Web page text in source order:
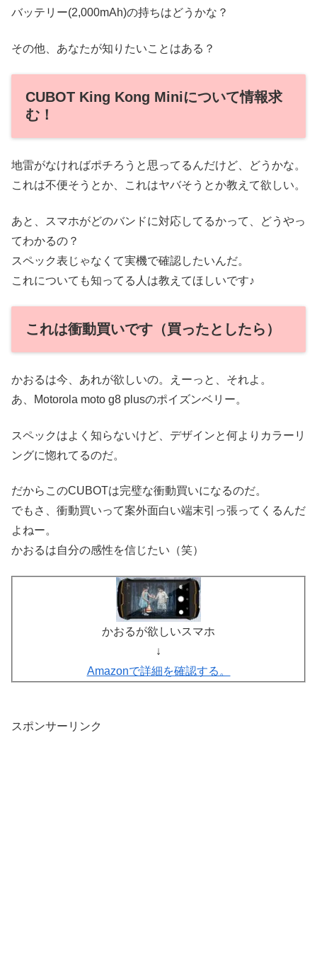
バッテリー(2,000mAh)の持ちはどうかな？
その他、あなたが知りたいことはある？
CUBOT King Kong Miniについて情報求
む！
地雷がなければポチろうと思ってるんだけど、どうかな。
これは不便そうとか、これはヤバそうとか教えて欲しい。
あと、スマホがどのバンドに対応してるかって、どうやっ
てわかるの？
スペック表じゃなくて実機で確認したいんだ。
これについても知ってる人は教えてほしいです♪
これは衝動買いです（買ったとしたら）
かおるは今、あれが欲しいの。えーっと、それよ。
あ、Motorola moto g8 plusのポイズンベリー。
スペックはよく知らないけど、デザインと何よりカラーリ
ングに惚れてるのだ。
だからこのCUBOTは完璧な衝動買いになるのだ。
でもさ、衝動買いって案外面白い端末引っ張ってくるんだ
よねー。
かおるは自分の感性を信じたい（笑）
かおるが欲しいスマホ
↓
Amazonで詳細を確認する。
スポンサーリンク